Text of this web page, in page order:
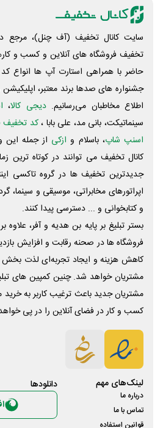
سایت کانال تخفیف (آف چنل)، مرجع
تخفیف فروشگاه های آنلاین و کسب و‌
حاضر با همراهی استارت آپ ها انواع
جشنواره های صدها برند معتبر، اپلیکیشن
اطلاع مخاطبان می‌رسانیم. دیجی کالا،
سینماتیکت، بانی مد، علی‌ بابا ،کد تخفیف
اسنپ شاپ، باسلام و ازکی از جمله
کانال تخفیف می توانند در کوتاه ترین
جدیدترین تخفیف ها در گروه تاکسی
اپراتورهای مخابراتی، موسیقی و سینما،
و کتابخوانی و ... دسترسی پیدا کنند.
بستر تبلیغ بر پایه بن هدیه و آفر،
فروشگاه ها در صحنه رقابت و افزایش
کاهش هزینه و ایجاد تجربه‌ای لذت بخش
مشتریان خواهد شد. چنین کمپین های
مشتریان جدید باعث ترغیب کاربر به
کسب و کار در فضای آنلاین را در پی
لینک‌های مهم
درباره ما
تماس با ما
قوانین استفاده
دانلود‌ها